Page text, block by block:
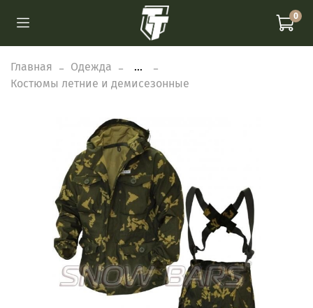
0
Главная Одежда
...
Костюмы летние и демисезонные